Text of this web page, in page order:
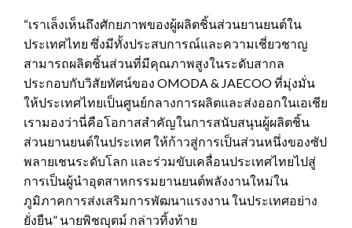
“เราเล็งเห็นถึงศักยภาพของผู้ผลิตชิ้นส่วนยานยนต์ใน
ประเทศไทย ซึ่งมีทั้งประสบการณ์และความเชี่ยวชาญ
สามารถผลิตชิ้นส่วนที่มีคุณภาพสูงในระดับสากล
ประกอบกับวิสัยทัศน์ของ OMODA & JAECOO ที่มุ่งมั่น
ให้ประเทศไทยเป็นศูนย์กลางการผลิตและส่งออกในเอเชีย
เรามองว่านี่คือโอกาสสำคัญในการสนับสนุนผู้ผลิตชิ้น
ส่วนยานยนต์ในประเทศ ให้ก้าวสู่การเป็นส่วนหนึ่งของซัป
พลายเชนระดับโลก และร่วมขับเคลื่อนประเทศไทยไปสู่
การเป็นผู้นำอุตสาหกรรมยานยนต์พลังงานใหม่ใน
ภูมิภาคการส่งเสริมการพัฒนาแรงงาน ในประเทศอย่าง
ยั่งยืน” นายพิชญุตม์ กล่าวทิ้งท้าย